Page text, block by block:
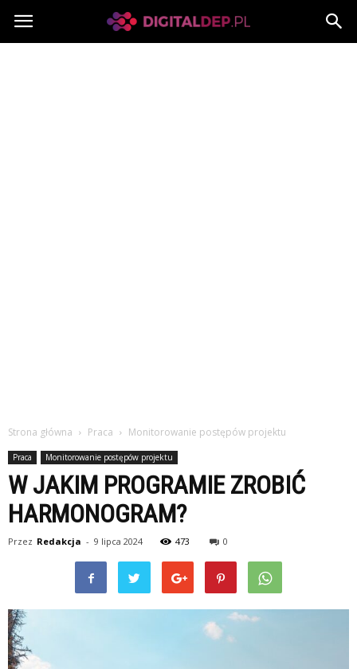
Digitaldep.pl
Strona główna Praca Monitorowanie postępów projektu
Praca Monitorowanie postępów projektu
W JAKIM PROGRAMIE ZROBIĆ
HARMONOGRAM?
Przez Redakcja - 9 lipca 2024 473 0